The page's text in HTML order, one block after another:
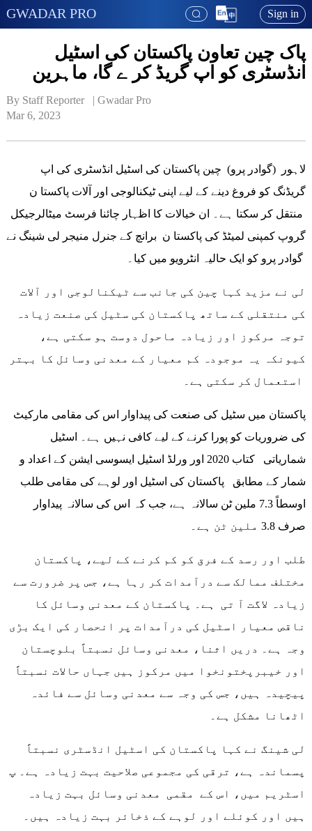
GWADAR PRO Sign in
پاک چین تعاون پاکستان کی اسٹیل
انڈسٹری کو اپ گریڈ کر ے گا، ماہرین
By Staff Reporter   | Gwadar Pro
Mar 6, 2023
لاہور (گوادر پرو) چین پاکستان کی اسٹیل انڈسٹری کی اپ
گریڈنگ کو فروغ دینے کے لیے اپنی ٹیکنالوجی اور آلات پاکستا ن
منتقل کر سکتا ہے۔ ان خیالات کا اظہار چائنا فرسٹ میٹالرجیکل
گروپ کمپنی لمیٹڈ کی پاکستا ن برانچ کے جنرل منیجر لی شینگ نے
گوادر پرو کو ایک حالیہ انٹرویو میں کیا۔
لی نے مزید کہا چین کی جانب سے ٹیکنالوجی اور آلات
کی منتقلی کے ساتھ پاکستان کی سٹیل کی صنعت زیادہ
توجہ مرکوز اور زیادہ ماحول دوست ہو سکتی ہے،
کیونکہ یہ موجودہ کم معیار کے معدنی وسائل کا بہتر
پاکستان میں سٹیل کی صنعت کی پیداوار اس کی مقامی مارکیٹ
کی ضروریات کو پورا کرنے کے لیے کافی نہیں ہے۔ اسٹیل
شماریاتی کتاب 2020 اور ورلڈ اسٹیل ایسوسی ایشن کے اعداد و
شمار کے مطابق پاکستان کی اسٹیل اور لوہے کی مقامی طلب
اوسطاً 7.3 ملین ٹن سالانہ ہے، جب کہ اس کی سالانہ پیداوار
صرف 3.8 ملین ٹن ہے۔
طلب اور رسد کے فرق کو کم کرنے کے لیے، پاکستان
مختلف ممالک سے درآمدات کر رہا ہے، جس پر ضرورت سے
زیادہ لاگت آ تی ہے۔ پاکستان کے معدنی وسائل کا
ناقص معیار اسٹیل کی درآمدات پر انحصار کی ایک بڑی
وجہ ہے۔ دریں اثنا، معدنی وسائل نسبتاً بلوچستان
اور خیبرپختونخوا میں مرکوز ہیں جہاں حالات نسبتاً
پیچیدہ ہیں، جس کی وجہ سے معدنی وسائل سے فائدہ
اٹھانا مشکل ہے۔
پسماندہ ہے، ترقی کی مجموعی صلاحیت بہت زیادہ ہے۔ پ
اسٹریم میں، اس کے مقمی معدنی وسائل بہت زیادہ
ہیں اور کوئلے اور لوہے کے ذخائر بہت زیادہ ہیں۔